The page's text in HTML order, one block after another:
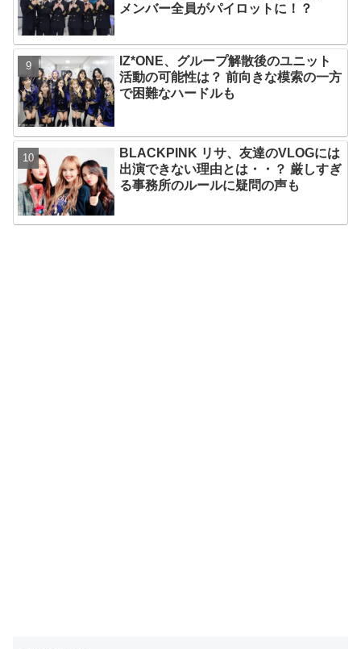
メンバー全員がパイロットに！？
IZ*ONE、グループ解散後のユニット
活動の可能性は？ 前向きな模索の一方
で困難なハードルも
BLACKPINK リサ、友達のVLOGには
出演できない理由とは・・？ 厳しすぎ
る事務所のルールに疑問の声も